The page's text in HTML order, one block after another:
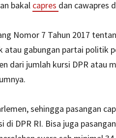
bakal capres dan cawapres
Nomor 7 Tahun 2017
gabungan partai politik
dari jumlah kursi DPR atau
sehingga pasangan
di DPR RI. Bisa juga